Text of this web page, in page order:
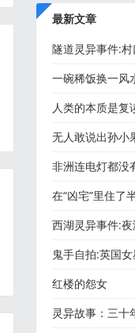
最新文章
隧道灵异事件:村
一碗稀饭换一风
人类的本质是复
无人敢说出孙小
了孙小果生父名
非洲连电灯都没
在“凶宅”里住了
西湖灵异事件:
公园古墓群...
鬼手自拍:英国
秘鬼手自拍是真
红楼的怨女
灵异故事：三十